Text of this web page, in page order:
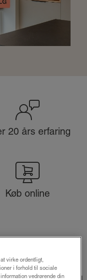
20 års erfaring
Køb online
virke ordentligt,
i forhold til sociale
vedrørende din